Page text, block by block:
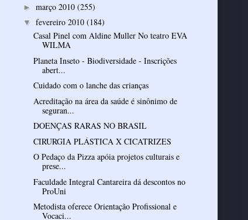
► março 2010 (255)
▼ fevereiro 2010 (184)
Casal Pinel com Aldine Muller No teatro EVA
WILMA
Planeta Inseto - Biodiversidade - Inscrições
abert...
Cuidado com o lanche das crianças
Acreditação na área da saúde é sinônimo de
seguran...
DOENÇAS RARAS NO BRASIL
CIRURGIA PLÁSTICA X CICATRIZES
O Pedaço da Pizza apóia projetos culturais e
prese...
Faculdade Integral Cantareira dá descontos no
ProUni
Metodista oferece Orientação Profissional e
Vocaci...